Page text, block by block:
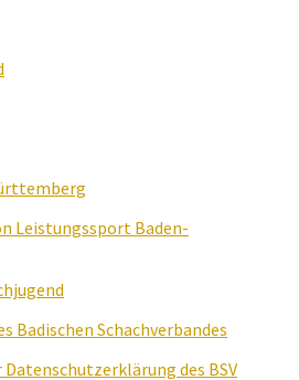
Leistungssport Baden-
Badischen Schachverbandes
des BSV